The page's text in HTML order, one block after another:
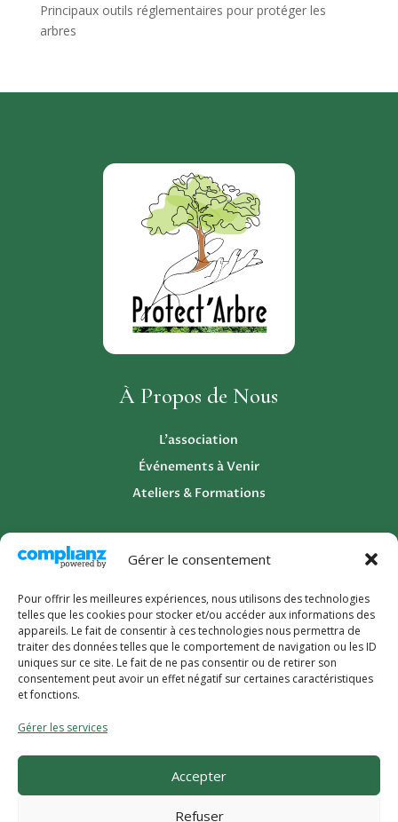
Gérer le consentement
Pour offrir les meilleures expériences, nous utilisons des technologies
telles que les cookies pour stocker et/ou accéder aux informations des
appareils. Le fait de consentir à ces technologies nous permettra de
traiter des données telles que le comportement de navigation ou les ID
uniques sur ce site. Le fait de ne pas consentir ou de retirer son
consentement peut avoir un effet négatif sur certaines caractéristiques
et fonctions.
Gérer les services
Accepter
Refuser
Principaux outils réglementaires pour protéger les
arbres
À Propos de Nous
L’association
Événements à Venir
Ateliers & Formations
Ressources Utiles
Ressources
Les bonnes adresses
Engagez-Vous